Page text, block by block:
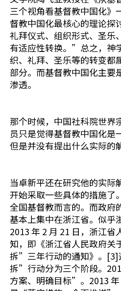
三个视角看基督教中国化
督教中国化最核心的理论探
礼拜仪式、组织形式、圣乐
有适应性转换。”总之，神
织、礼拜、圣乐等的转变都
部分。而基督教中国化主要
渗透。
那个时候，中国社科院世界
员只是觉得基督教中国化是
但是并没有提出什么实际的
当卓新平还在研究他的实际
开始采取一些具体的措施了
全国基督教而言的。而政府
基本上集中在浙江省。似乎
2013 年 2 月 21 日，浙江省
知，即《浙江省人民政府
拆”三年行动的通知》。
拆”行动分为三个阶段。
方案、明确目标”。2013 年